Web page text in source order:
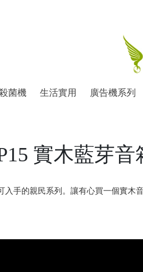
菌機 生活實用 廣告機系列
實木藍芽
手的親民系列。讓有心買一個實木